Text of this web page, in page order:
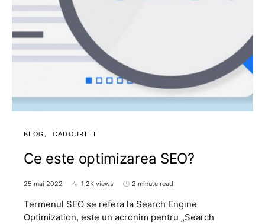
BLOG CADOURI IT
Ce este optimizarea SEO?
25 mai 2022 1,2K views 2 minute read
Termenul SEO se refera la Search Engine
Optimization, este un acronim pentru „Search